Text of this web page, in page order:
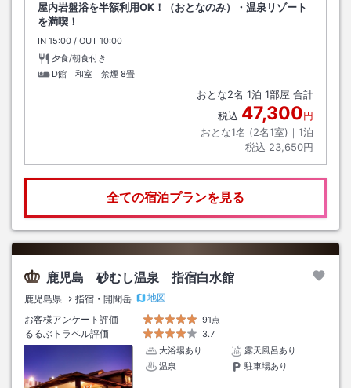
屋内岩盤浴を半額利用OK！（おとなのみ）・温泉リゾート
を満喫！
IN チェックイン
15:00 / OUT チェックアウト
10:00
夕食/朝食付き
D館 和室 禁煙 8畳
おとな2名 1泊 1部屋 合計
税込 47,300円
おとな1名 (2名1室)｜ 1泊
税込 23,650円
全ての宿泊プランを見る
鹿児島 砂むし温泉 指宿白水館
鹿児島県 指宿・開聞岳
地図
お客様アンケート評価
91点
るるぶトラベル評価
3.7
大浴場あり
露天風呂あり
温泉
駐車場あり